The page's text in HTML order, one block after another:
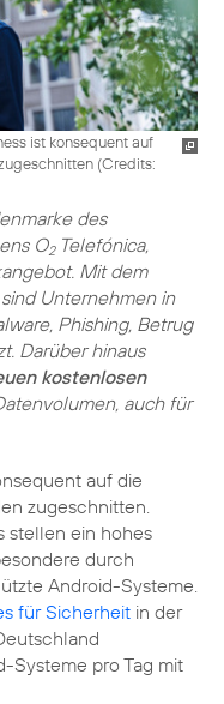
ist konsequent auf
(Credits:
des
O2Telefónica,
Mit dem
Unternehmen in
Phishing, Betrug
Darüber hinaus
kostenlosen
auch für
auf die
zugeschnitten.
stellen ein hohes
durch
Android-Systeme.
für Sicherheit in der
pro Tag mit